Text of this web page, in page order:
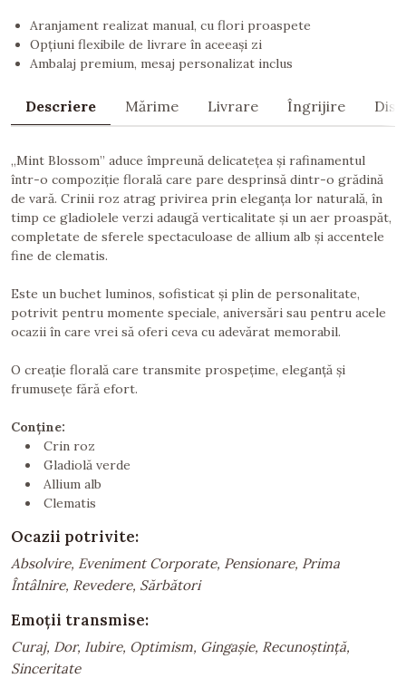
Aranjament realizat manual, cu flori proaspete
Opțiuni flexibile de livrare în aceeași zi
Ambalaj premium, mesaj personalizat inclus
Descriere Mărime Livrare Îngrijire
„Mint Blossom” aduce împreună delicatețea și rafinamentul
într-o compoziție florală care pare desprinsă dintr-o grădină
de vară. Crinii roz atrag privirea prin eleganța lor naturală, în
timp ce gladiolele verzi adaugă verticalitate și un aer proaspăt,
completate de sferele spectaculoase de allium alb și accentele
fine de clematis.
Este un buchet luminos, sofisticat și plin de personalitate,
potrivit pentru momente speciale, aniversări sau pentru acele
ocazii în care vrei să oferi ceva cu adevărat memorabil.
O creație florală care transmite prospețime, eleganță și
frumusețe fără efort.
Conține:
Crin roz
Gladiolă verde
Allium alb
Clematis
Ocazii potrivite:
Absolvire, Eveniment Corporate, Pensionare, Prima
Întâlnire, Revedere, Sărbători
Emoții transmise:
Curaj, Dor, Iubire, Optimism, Gingașie, Recunoștință,
Sinceritate